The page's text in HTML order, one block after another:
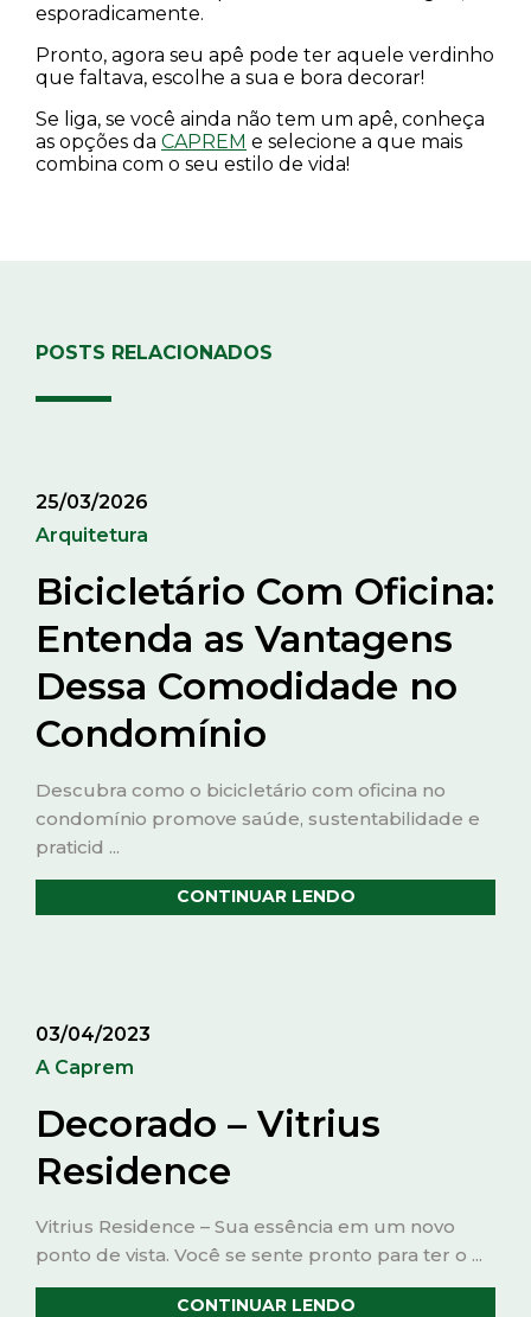
esporadicamente.
Pronto, agora seu apê pode ter aquele verdinho
que faltava, escolhe a sua e bora decorar!
Se liga, se você ainda não tem um apê, conheça
as opções da CAPREM e selecione a que mais
combina com o seu estilo de vida!
POSTS RELACIONADOS
25/03/2026
Arquitetura
Bicicletário Com Oficina:
Entenda as Vantagens
Dessa Comodidade no
Condomínio
Descubra como o bicicletário com oficina no
condomínio promove saúde, sustentabilidade e
praticid ...
CONTINUAR LENDO
03/04/2023
A Caprem
Decorado – Vitrius
Residence
Vitrius Residence – Sua essência em um novo
ponto de vista. Você se sente pronto para ter o ...
CONTINUAR LENDO